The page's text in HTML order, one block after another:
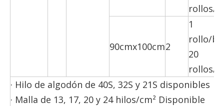
rollos/
90cmx100cm2
1
rollo/
20
rollos/
· Hilo de algodón de 40S, 32S y 21S disponibles
· Malla de 13, 17, 20 y 24 hilos/cm² Disponible